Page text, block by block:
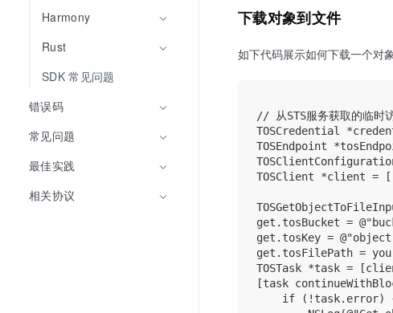
Harmony
Rust
SDK 常见问题
错误码
常见问题
最佳实践
相关协议
下载对象到文件
如下代码展示如何下载一个对
// 从STS服务获取的临时
TOSCredential
TOSEndpoint
TOSClient *client =
get.tosBucket =
get.tosKey =
get.tosFilePath =
TOSTask *task =
[task
if (!task.error)